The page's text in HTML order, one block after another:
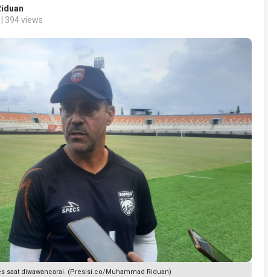
394 views
saat diwawancarai. (Presisi.co/Muhammad Riduan)